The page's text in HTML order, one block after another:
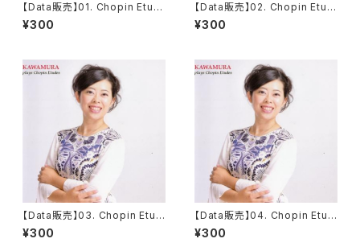
【Data販売】01. Chopin Etud
e op.10 no.1 in C major
¥300
【Data販売】02. Chopin Etud
e op.10 no.2 in A minor 'Ch
romatique'
¥300
【Data販売】03. Chopin Etud
e op.10 no.3 in E major 'Tri
stesse'
¥300
【Data販売】04. Chopin Etud
e op.10 no.4 in C# minor
¥300